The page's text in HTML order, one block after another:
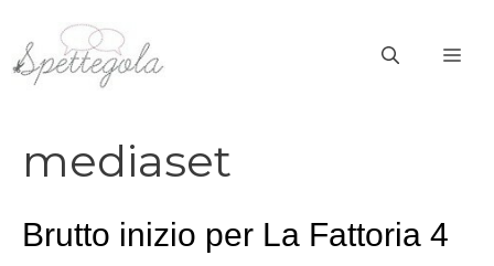
contenuto
mediaset
Brutto inizio per La Fattoria 4